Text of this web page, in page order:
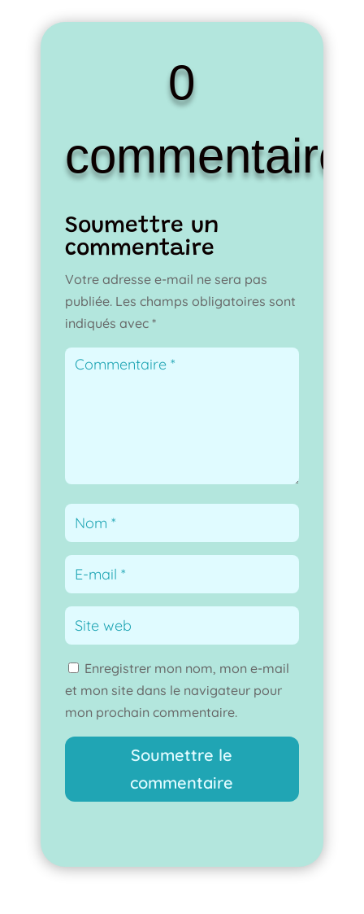
0
Soumettre un
commentaire
Votre adresse e-mail ne sera pas
publiée. Les champs obligatoires sont
indiqués avec *
Enregistrer mon nom, mon e-mail
et mon site dans le navigateur pour
mon prochain commentaire.
Soumettre le
commentaire